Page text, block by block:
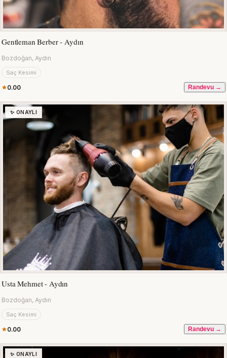
Gentleman Berber - Aydın
Bozdoğan, Aydın
Saç Kesimi
0.00 Randevu →
✨ ONAYLI
Usta Mehmet - Aydın
Bozdoğan, Aydın
Saç Kesimi
0.00 Randevu →
✨ ONAYLI